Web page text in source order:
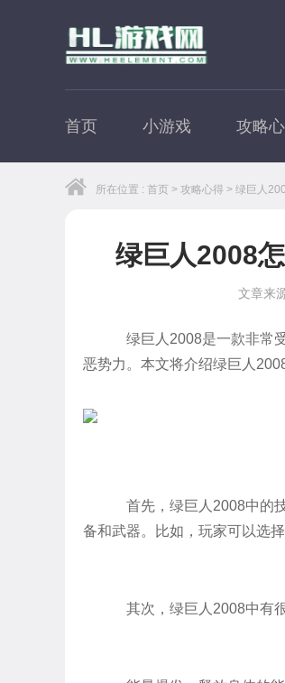
首页 小游戏 攻略
所在位置 : 首页 > 攻略心得 > 绿巨人
绿巨人2008
文章来
绿巨人2008是一款非常
恶势力。本文将介绍绿巨人
首先，绿巨人2008中的
备和武器。比如，玩家可以选
其次，绿巨人2008中有